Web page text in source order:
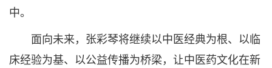
中。
面向未来，张彩琴将继续以中医经典为根、以临
床经验为基、以公益传播为桥梁，让中医药文化在新